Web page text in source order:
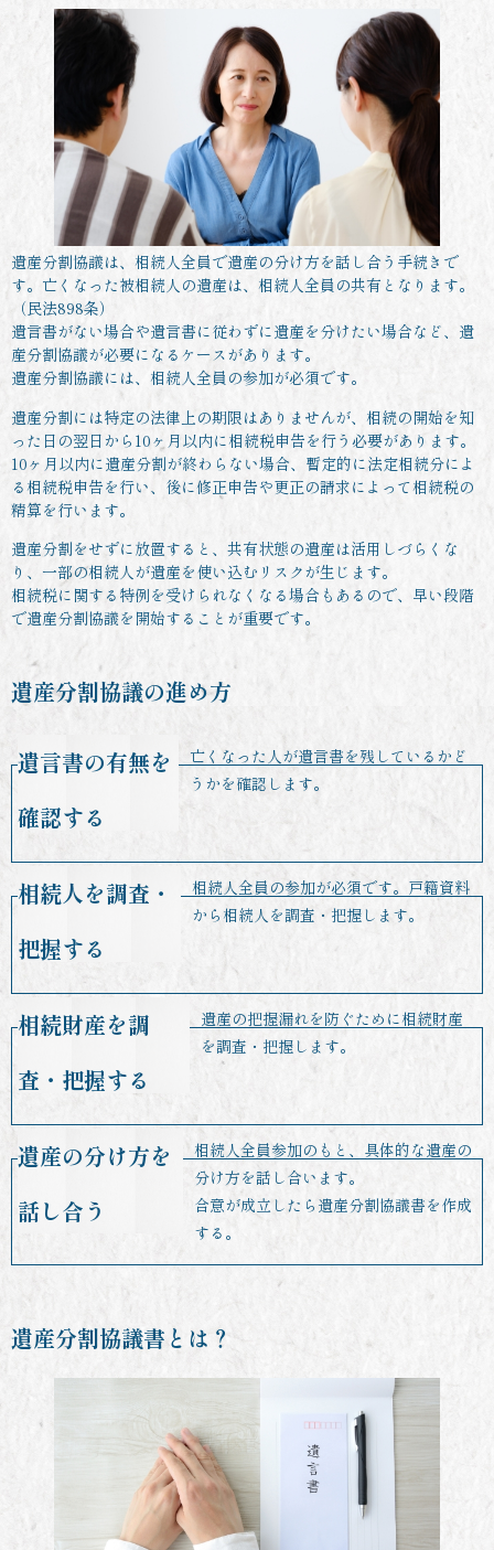
遺産分割協議は、相続人全員で遺産の分け方を話し合う手続きで
す。亡くなった被相続人の遺産は、相続人全員の共有となります。
（民法898条）
遺言書がない場合や遺言書に従わずに遺産を分けたい場合など、遺
産分割協議が必要になるケースがあります。
遺産分割協議には、相続人全員の参加が必須です。
遺産分割には特定の法律上の期限はありませんが、相続の開始を知
った日の翌日から10ヶ月以内に相続税申告を行う必要があります。
10ヶ月以内に遺産分割が終わらない場合、暫定的に法定相続分によ
る相続税申告を行い、後に修正申告や更正の請求によって相続税の
精算を行います。
遺産分割をせずに放置すると、共有状態の遺産は活用しづらくな
り、一部の相続人が遺産を使い込むリスクが生じます。
相続税に関する特例を受けられなくなる場合もあるので、早い段階
で遺産分割協議を開始することが重要です。
遺産分割協議の進め方
遺言書の有無を
確認する
亡くなった人が遺言書を残しているかど
うかを確認します。
相続人を調査・
把握する
相続人全員の参加が必須です。戸籍資料
から相続人を調査・把握します。
相続財産を調
査・把握する
遺産の把握漏れを防ぐために相続財産
を調査・把握します。
遺産の分け方を
話し合う
相続人全員参加のもと、具体的な遺産の
分け方を話し合います。
合意が成立したら遺産分割協議書を作成
する。
遺産分割協議書とは？